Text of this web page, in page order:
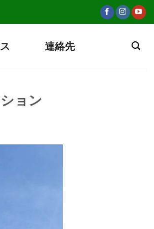
連絡先
ョン